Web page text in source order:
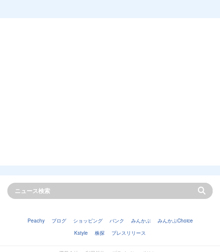
Peachy ブログ ショッピング バンク みんかぶ
みんかぶChoice
Kstyle
株探 プレスリリース